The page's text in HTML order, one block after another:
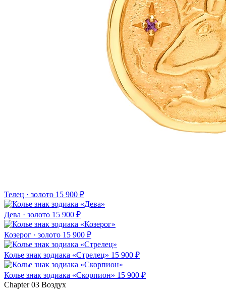
Телец · золото 15 900 ₽
Дева · золото 15 900 ₽
Козерог · золото 15 900 ₽
Колье знак зодиака «Стрелец» 15 900 ₽
Колье знак зодиака «Скорпион» 15 900 ₽
Chapter 03 Воздух